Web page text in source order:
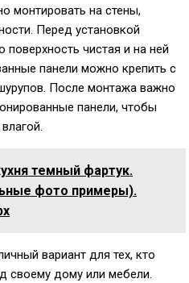
монтировать на стены,
Перед установкой
поверхность чистая и на ней
панели можно крепить с
После монтажа важно
панели, чтобы
темный фартук.
фото примеры).
вариант для тех, кто
своему дому или мебели.